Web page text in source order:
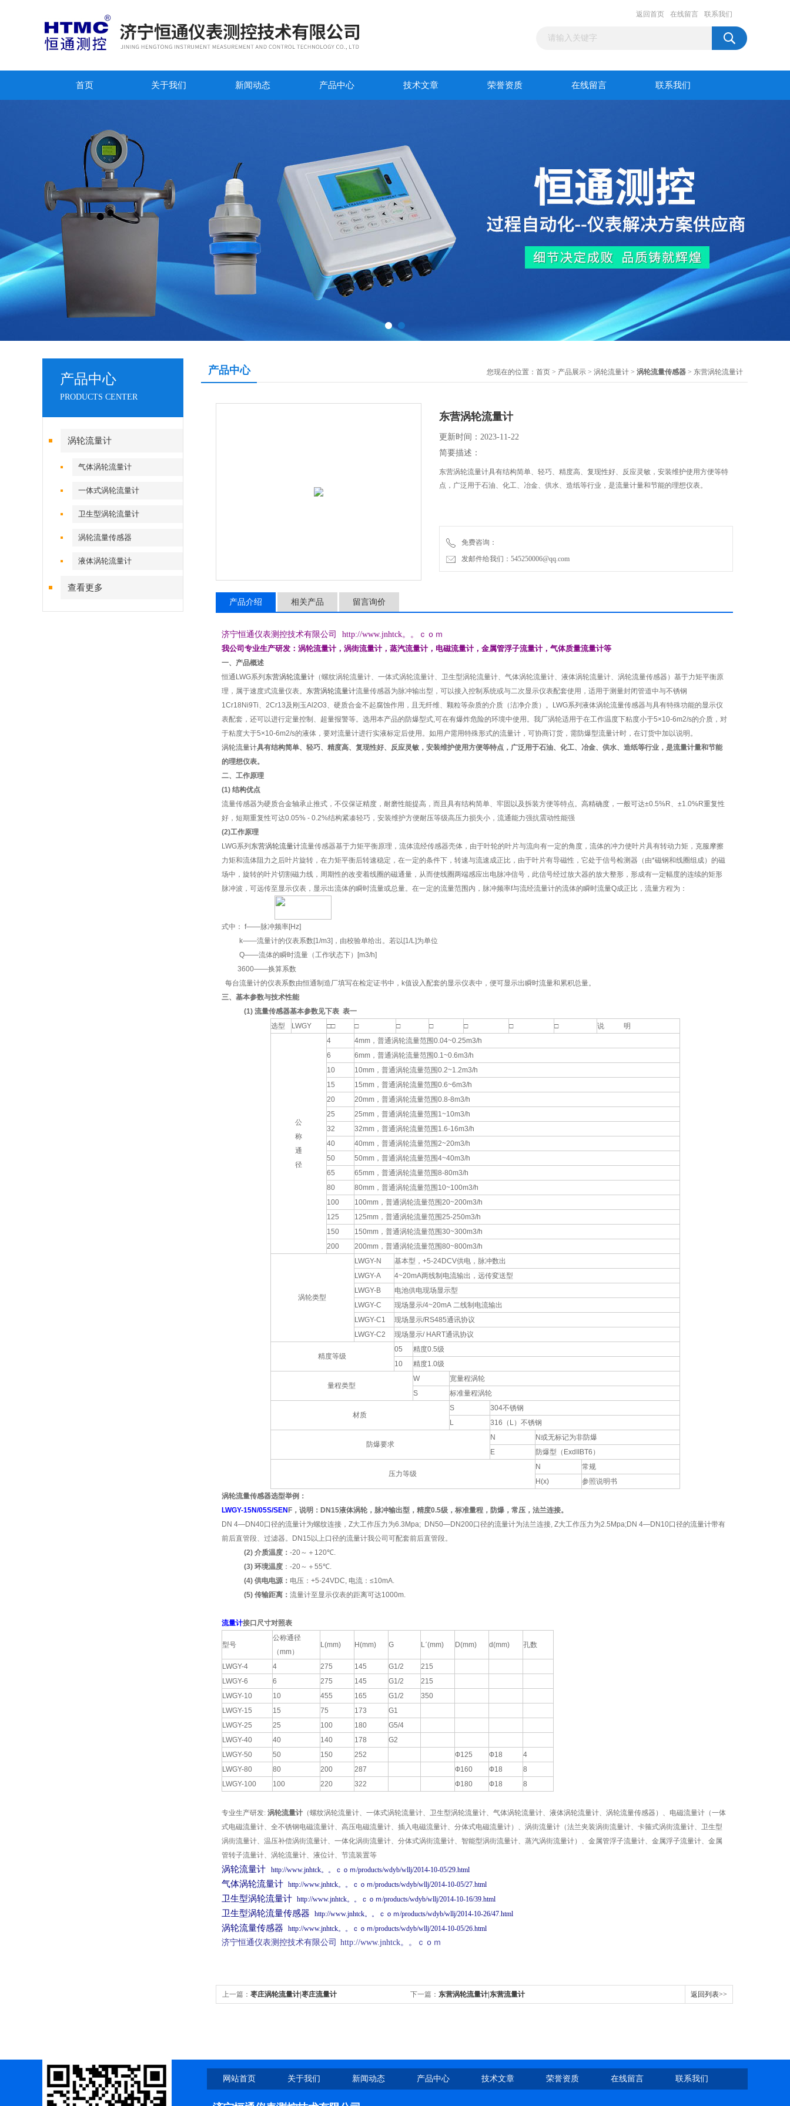
返回首页 在线留言 联系我们
首页 关于我们 新闻动态 产品中心 技术文章 荣誉资质 在线留言 联系我们
产品中心
PRODUCTS CENTER
涡轮流量计
气体涡轮流量计
一体式涡轮流量计
卫生型涡轮流量计
涡轮流量传感器
液体涡轮流量计
查看更多
产品中心 您现在的位置： 首页 > 产品展示 > 涡轮流量计 > 涡轮流量传感器 > 东营涡轮流量计
东营涡轮流量计
更新时间：2023-11-22
简要描述：
东营涡轮流量计具有结构简单、轻巧、精度高、复现性好、反应灵敏，安装维护使用方便等特
点，广泛用于石油、化工、冶金、供水、造纸等行业，是流量计量和节能的理想仪表。
免费咨询：
发邮件给我们：545250006@qq.com
产品介绍 相关产品 留言询价
济宁恒通仪表测控技术有限公司
http://www.jnhtck。。ｃｏｍ
我公司专业生产研发： 涡轮流量计， 涡街流量计， 蒸汽流量计，电磁流量计，金属管浮子流量计，气体质量流量计等
一、产品概述
恒通 LWG系列 东营涡轮流量计 （螺纹涡轮流量计、一体式涡轮流量计、卫生型涡轮流量计、气体涡轮流量计、液体涡轮流量计、涡轮流量传感器） 基于力矩平衡原
理，属于速度式流量仪表。 东营涡轮流量计流量传感器为脉冲输出型，可以接入控制系统或与二次显示仪表配套使用，适用于测量封闭管道中与不锈钢
1Cr18Ni9Ti、2Cr13及刚玉Al2O3、硬质合金不起腐蚀作用，且无纤维、颗粒等杂质的介质（洁净介质）。LWG系列液体涡轮流量传感器与具有特殊功能的显示仪
表配套，还可以进行定量控制、超量报警等。选用本产品的防爆型式,可在有爆炸危险的环境中使用。我厂涡轮适用于在工作温度下粘度小于5×10-6m2/s的介质，对
于粘度大于5×10-6m2/s的液体，要对流量计进行实液标定后使用。如用户需用特殊形式的流量计，可协商订货，需防爆型流量计时，在订货中加以说明。
涡轮流量计具有结构简单、轻巧、精度高、复现性好、反应灵敏，安装维护使用方便等特点，广泛用于石油、化工、冶金、供水、造纸等行业，是流量计量和节能
的理想仪表。
二、工作原理
(1) 结构优点
流量传感器为硬质合金轴承止推式，不仅保证精度，耐磨性能提高，而且具有结构简单、牢固以及拆装方便等特点。高精确度，一般可达±0.5%R、±1.0%R重复性
好，短期重复性可达0.05% - 0.2%结构紧凑轻巧，安装维护方便耐压等级高压力损失小，流通能力强抗震动性能强
(2)工作原理
LWG系列 东营涡轮流量计流量传感器基于力矩平衡原理，流体流经传感器壳体，由于叶轮的叶片与流向有一定的角度，流体的冲力使叶片具有转动力矩，克服摩擦
力矩和流体阻力之后叶片旋转，在力矩平衡后转速稳定，在一定的条件下，转速与流速成正比，由于叶片有导磁性，它处于信号检测器（由*磁钢和线圈组成）的磁
场中，旋转的叶片切割磁力线，周期性的改变着线圈的磁通量，从而使线圈两端感应出电脉冲信号，此信号经过放大器的放大整形，形成有一定幅度的连续的矩形
脉冲波，可远传至显示仪表，显示出流体的瞬时流量或总量。在一定的流量范围内，脉冲频率f与流经流量计的流体的瞬时流量Q成正比，流量方程为：
式中： f——脉冲频率[Hz]
k——流量计的仪表系数[1/m3]，由校验单给出。若以[1/L]为单位
Q——流体的瞬时流量（工作状态下）[m3/h]
3600——换算系数
每台流量计的仪表系数由恒通制造厂填写在检定证书中，k值设入配套的显示仪表中，便可显示出瞬时流量和累积总量。
三、基本参数与技术性能
(1) 流量传感器基本参数见下表 表一
选型
LWGY □□ □ □ □ □ □ □ 说 明
公
称
通
径
4
4mm，普通涡轮流量范围0.04~0.25m3/h
6
6mm，普通涡轮流量范围0.1~0.6m3/h
10
10mm，普通涡轮流量范围0.2~1.2m3/h
15
15mm，普通涡轮流量范围0.6~6m3/h
20
20mm，普通涡轮流量范围0.8-8m3/h
25
25mm，普通涡轮流量范围1~10m3/h
32
32mm，普通涡轮流量范围1.6-16m3/h
40
40mm，普通涡轮流量范围2~20m3/h
50
50mm，普通涡轮流量范围4~40m3/h
65
65mm，普通涡轮流量范围8-80m3/h
80
80mm，普通涡轮流量范围10~100m3/h
100
100mm，普通涡轮流量范围20~200m3/h
125
125mm，普通涡轮流量范围25-250m3/h
150
150mm，普通涡轮流量范围30~300m3/h
200
200mm，普通涡轮流量范围80~800m3/h
涡轮类型
LWGY-N
基本型，+5-24DCV供电，脉冲数出
LWGY-A
4~20mA两线制电流输出，远传変送型
LWGY-B
电池供电现场显示型
LWGY-C
现场显示/4~20mA 二线制电流输出
LWGY-C1
现场显示/RS485通讯协议
LWGY-C2
现场显示/ HART通讯协议
精度等级
05
精度0.5级
10
精度1.0级
量程类型
W
宽量程涡轮
S
标准量程涡轮
材质
S
304不锈钢
L
316（L）不锈钢
防爆要求
N
N或无标记为非防爆
E
防爆型（ExdIIBT6）
压力等级
N
常规
H(x)
参照说明书
涡轮流量传感器选型举例：
LWGY-15N/05S/SEN F，说明：DN15液体涡轮，脉冲输出型，精度0.5级，标准量程，防爆，常压，法兰连接。
DN 4—DN40口径的流量计为螺纹连接，Z大工作压力为6.3Mpa; DN50—DN200口径的流量计为法兰连接, Z大工作压力为2.5Mpa;DN 4—DN10口径的流量计带有
前后直管段、过滤器。DN15以上口径的流量计我公司可配套前后直管段。
(2) 介质温度： -20～＋120℃.
(3) 环境温度 ：-20～＋55℃.
(4) 供电电源： 电压：+5-24VDC, 电流：≤10mA.
(5) 传输距离： 流量计至显示仪表的距离可达1000m.
流量计接口尺寸对照表
型号
公称通径
（mm）
L(mm) H(mm) G Lˊ(mm) D(mm) d(mm) 孔数
LWGY-4 4 275 145 G1/2
215
LWGY-6
6 275 145 G1/2
215
LWGY-10
10 455 165 G1/2
350
LWGY-15
15 75 173
G1
LWGY-25
25 100 180
G5/4
LWGY-40
40 140 178
G2
LWGY-50
50 150 252 Ф125 Ф18
4
LWGY-80
80 200 287 Ф160 Ф18
8
LWGY-100
100 220 322 Ф180 Ф18
8
专业生产研发: 涡轮流量计 （螺纹涡轮流量计、一体式涡轮流量计、卫生型涡轮流量计、气体涡轮流量计、液体涡轮流量计、涡轮流量传感器）、电磁流量计（一体
式电磁流量计、全不锈钢电磁流量计、高压电磁流量计、插入电磁流量计、分体式电磁流量计）、 涡街流量计 （法兰夹装涡街流量计、卡箍式涡街流量计、卫生型
涡街流量计、温压补偿涡街流量计、一体化涡街流量计、分体式涡街流量计、智能型涡街流量计、蒸汽涡街流量计）、金属管浮子流量计、金属浮子流量计、金属
管转子流量计、涡轮流量计、液位计、节流装置等
涡轮流量计 http://www.jnhtck。。ｃｏｍ/products/wdyb/wllj/2014-10-05/29.html
气体涡轮流量计 http://www.jnhtck。。ｃｏｍ/products/wdyb/wllj/2014-10-05/27.html
卫生型涡轮流量计 http://www.jnhtck。。ｃｏｍ/products/wdyb/wllj/2014-10-16/39.html
卫生型涡轮流量传感器 http://www.jnhtck。。ｃｏｍ/products/wdyb/wllj/2014-10-26/47.html
涡轮流量传感器 http://www.jnhtck。。ｃｏｍ/products/wdyb/wllj/2014-10-05/26.html
济宁恒通仪表测控技术有限公司 http://www.jnhtck。。ｃｏｍ
上一篇： 枣庄涡轮流量计|枣庄流量计 下一篇： 东营涡轮流量计|东营流量计 返回列表>>
网站首页 关于我们 新闻动态 产品中心 技术文章 荣誉资质 在线留言 联系我们